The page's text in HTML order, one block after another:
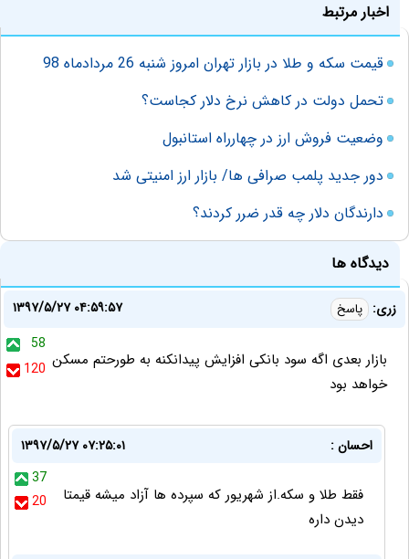
اخبار مرتبط
قیمت سکه و طلا در بازار تهران امروز شنبه 26 مردادماه 98
تحمل دولت در کاهش نرخ دلار کجاست؟
وضعیت فروش ارز در چهارراه استانبول
دور جدید پلمب صرافی ها/ بازار ارز امنیتی شد
دارندگان دلار چه قدر ضرر کردند؟
دیدگاه ها
زری: پاسخ
۱۳۹۷/۵/۲۷ ۰۴:۵۹:۵۷
58
120 بازار بعدی اگه سود بانکی افزایش پیدانکنه به طورحتم مسکن
خواهد بود
احسان :
۱۳۹۷/۵/۲۷ ۰۷:۲۵:۰۱
37
20
فقط طلا و سکه.از شهریور که سپرده ها آزاد میشه قیمتا
دیدن داره